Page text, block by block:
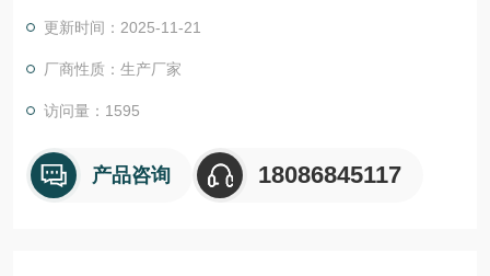
更新时间：2025-11-21
厂商性质：生产厂家
访问量：1595
产品咨询 18086845117